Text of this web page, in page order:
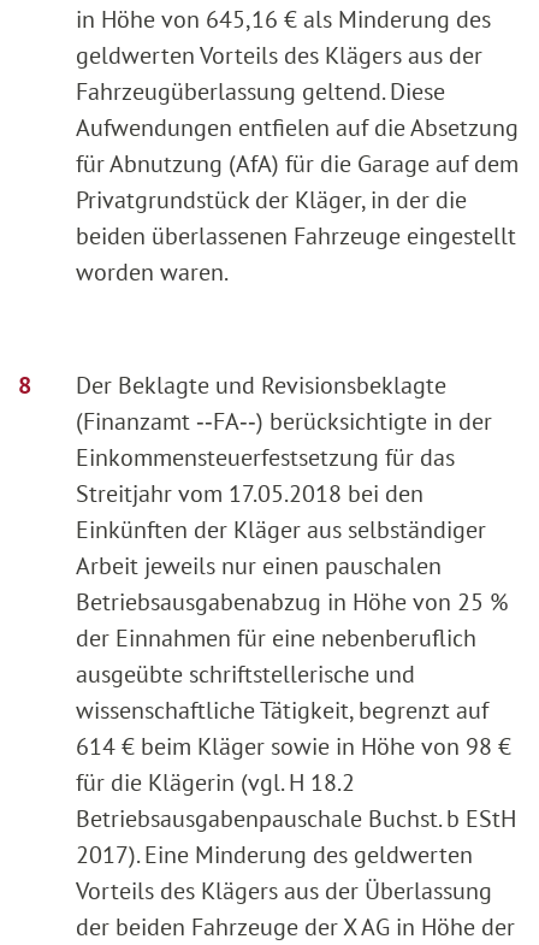
in Höhe von 645,16 € als Minderung des
geldwerten Vorteils des Klägers aus der
Fahrzeugüberlassung geltend. Diese
Aufwendungen entfielen auf die Absetzung
für Abnutzung (AfA) für die Garage auf dem
Privatgrundstück der Kläger, in der die
beiden überlassenen Fahrzeuge eingestellt
worden waren.
Der Beklagte und Revisionsbeklagte
(Finanzamt ‑‑FA‑‑) berücksichtigte in der
Einkommensteuerfestsetzung für das
Streitjahr vom 17.05.2018 bei den
Einkünften der Kläger aus selbständiger
Arbeit jeweils nur einen pauschalen
Betriebsausgabenabzug in Höhe von 25 %
der Einnahmen für eine nebenberuflich
ausgeübte schriftstellerische und
wissenschaftliche Tätigkeit, begrenzt auf
614 € beim Kläger sowie in Höhe von 98 €
für die Klägerin (vgl. H 18.2
Betriebsausgabenpauschale Buchst. b EStH
2017). Eine Minderung des geldwerten
Vorteils des Klägers aus der Überlassung
der beiden Fahrzeuge der X AG in Höhe der